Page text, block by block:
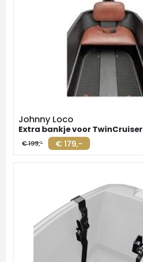
Johnny Loco
Extra bankje voor TwinCruiser
€ 179,-
€ 199,-